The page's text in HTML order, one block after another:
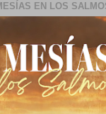
EN LOS